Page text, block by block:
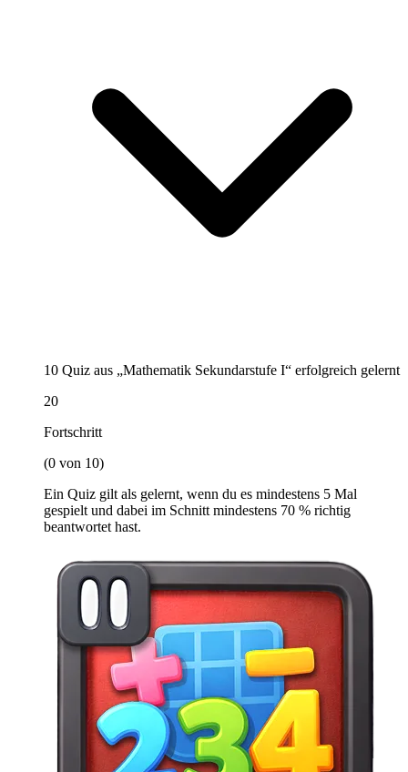
10 Quiz aus „Mathematik Sekundarstufe I“ erfolgreich gelernt
20
Fortschritt
(0 von 10)
Ein Quiz gilt als gelernt, wenn du es mindestens 5 Mal
gespielt und dabei im Schnitt mindestens 70 % richtig
beantwortet hast.